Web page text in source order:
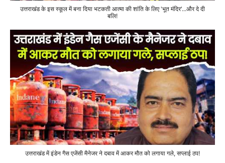
उत्तराखंड के इस स्कूल में बना दिया भटकती आत्मा की शांति के लिए 'भूत मंदिर'...और दे दी
बलि!
उत्तराखंड में इंडेन गैस एजेंसी मैनेजर ने दबाव में आकर मौत को लगाया गले, सप्लाई ठप!